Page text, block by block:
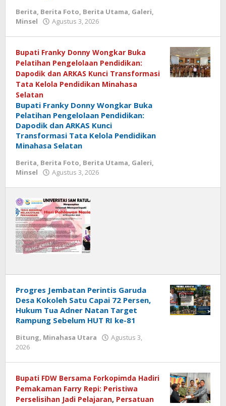
Berita, Berita Foto, Berita Utama, Galeri,
Minsel
Agustus 3, 2026
Bupati Franky Donny Wongkar Buka
Pelatihan Pengelolaan Pendidikan:
Dapodik dan ARKAS Kunci Transformasi
Tata Kelola Pendidikan Minahasa
Selatan
Bupati Franky Donny Wongkar Buka
Pelatihan Pengelolaan Pendidikan:
Dapodik dan ARKAS Kunci
Transformasi Tata Kelola Pendidikan
Minahasa Selatan
Berita, Berita Foto, Berita Utama, Galeri,
Minsel
Agustus 3, 2026
Progres Jembatan Perintis Garuda
Desa Kokoleh Satu Capai 72 Persen,
Hukum Tua Adner Natan Target
Rampung Sebelum HUT RI ke-81
Bitung, Minahasa Utara
Agustus 3,
2026
Bupati FDW Bersama Forkopimda Hadiri
Pemakaman Farry Repi: Peristiwa
Perselisihan Jadi Pelajaran, Persatuan